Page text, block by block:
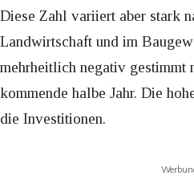
Diese Zahl variiert aber stark
Landwirtschaft und im
mehrheitlich negativ gestimmt
kommende halbe Jahr. Die
die Investitionen.